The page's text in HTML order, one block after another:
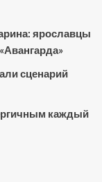
ярославцы
сценарий
каждый